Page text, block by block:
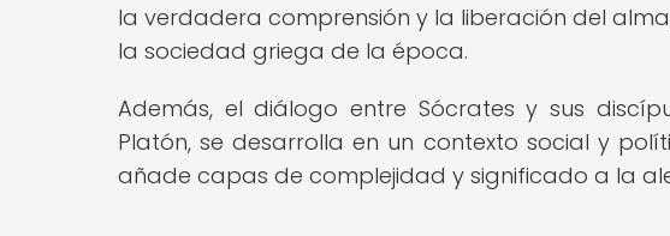
la verdadera comprensión y la liberación del
la sociedad griega de la época.
Además, el diálogo entre Sócrates y sus
Platón, se desarrolla en un contexto social y
añade capas de complejidad y significado a la